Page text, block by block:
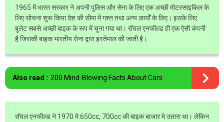
1965 में भारत सरकार ने अपनी पुलिस और सेना के लिए एक अच्छी मोटरसाइकिल के
लिए सोचना शुरू किया देश की सीमा में गश्त तथा अन्य कार्यों के लिए। इसके लिए
बुलेट सबसे अच्छी बाइक के रूप में चुना गया था। रॉयल एनफील्ड ही एक ऐसी कंपनी
है जिसकी बाइक भारतीय सेना द्वारा इस्तेमाल की जाती है।
Also read : 200 Mind-Blowing Facts About Cars
राॅयल एनफील्ड ने 1970 मे 650cc, 700cc की बाइक बाजार मे उतारा था। लेकिन